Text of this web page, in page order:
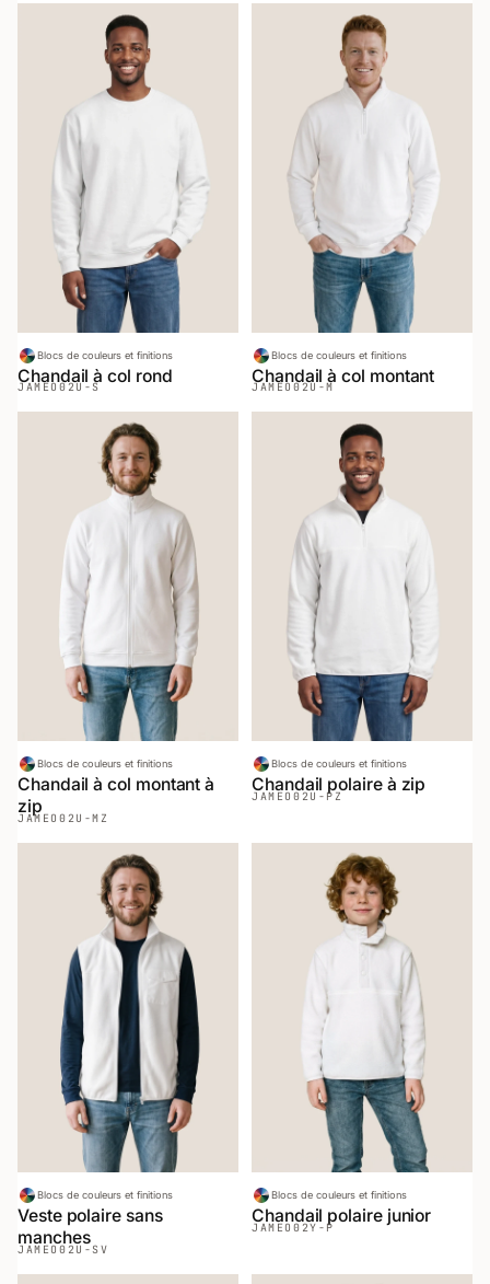
Blocs de couleurs et finitions
Chandail à col rond
JAMEO 02U-S
Blocs de couleurs et finitions
Chandail à col montant
JAMEO 02U-M
Blocs de couleurs et finitions
Chandail à col montant à
zip
JAMEO 02U-MZ
Blocs de couleurs et finitions
Chandail polaire à zip
JAMEO 02U-PZ
Blocs de couleurs et finitions
Veste polaire sans
manches
JAMEO02U-SV
Blocs de couleurs et finitions
Chandail polaire junior
JAMEO 02Y-P